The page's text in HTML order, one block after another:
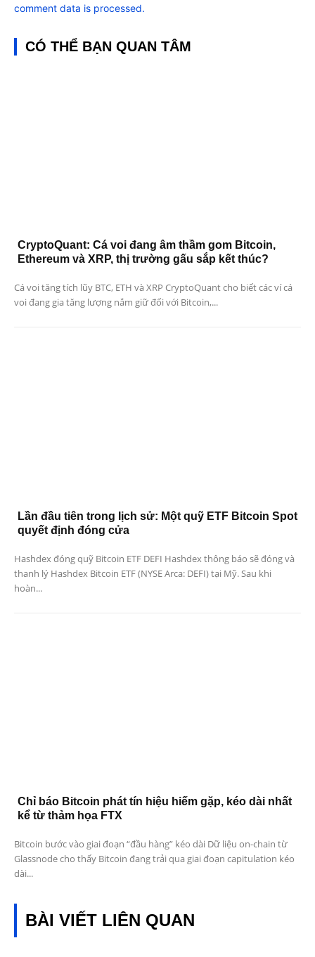
comment data is processed.
CÓ THỂ BẠN QUAN TÂM
CryptoQuant: Cá voi đang âm thầm gom Bitcoin,
Ethereum và XRP, thị trường gấu sắp kết thúc?
Cá voi tăng tích lũy BTC, ETH và XRP CryptoQuant cho biết các ví cá
voi đang gia tăng lượng nắm giữ đối với Bitcoin,...
Lần đầu tiên trong lịch sử: Một quỹ ETF Bitcoin Spot
quyết định đóng cửa
Hashdex đóng quỹ Bitcoin ETF DEFI Hashdex thông báo sẽ đóng và
thanh lý Hashdex Bitcoin ETF (NYSE Arca: DEFI) tại Mỹ. Sau khi
hoàn...
Chỉ báo Bitcoin phát tín hiệu hiếm gặp, kéo dài nhất
kể từ thảm họa FTX
Bitcoin bước vào giai đoạn “đầu hàng” kéo dài Dữ liệu on-chain từ
Glassnode cho thấy Bitcoin đang trải qua giai đoạn capitulation kéo
dài...
BÀI VIẾT LIÊN QUAN